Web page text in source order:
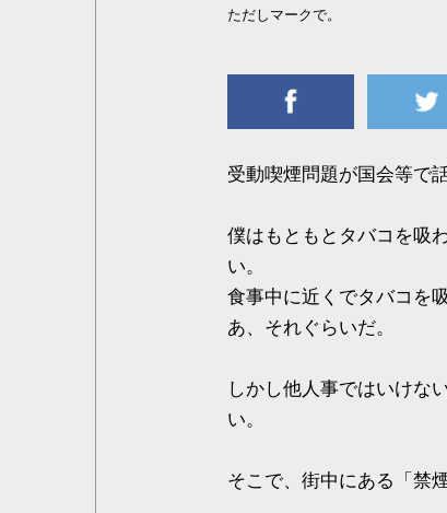
ただしマークで。
受動喫煙問題が国会等で
僕はもともとタバコを吸
い。
食事中に近くでタバコを
あ、それぐらいだ。
しかし他人事ではいけな
い。
そこで、街中にある「禁